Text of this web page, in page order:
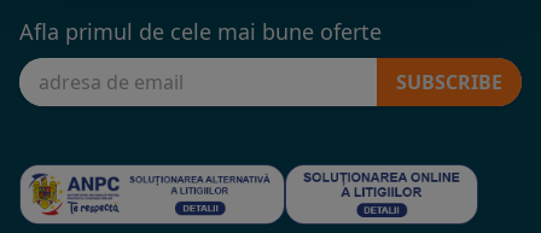
Afla primul de cele mai bune oferte
SUBSCRIBE